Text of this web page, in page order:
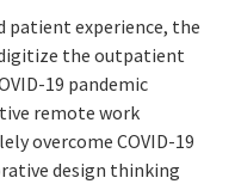
patient experience, the
the outpatient
19 pandemic
remote work
overcome COVID-19
design thinking